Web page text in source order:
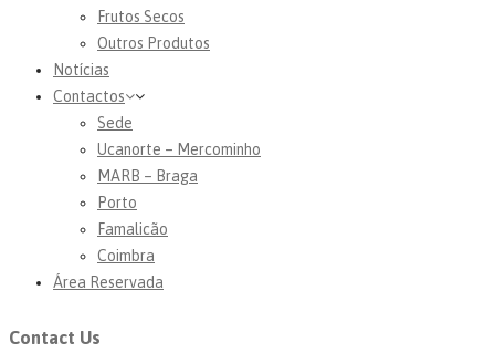
Frutos Secos
Outros Produtos
Notícias
Contactos
Sede
Ucanorte – Mercominho
MARB – Braga
Porto
Famalicão
Coimbra
Área Reservada
Contact Us